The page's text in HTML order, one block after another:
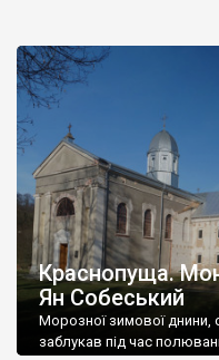
Краснопуща.
Ян Собеський
Морозної зимової днини,
заблукав під час